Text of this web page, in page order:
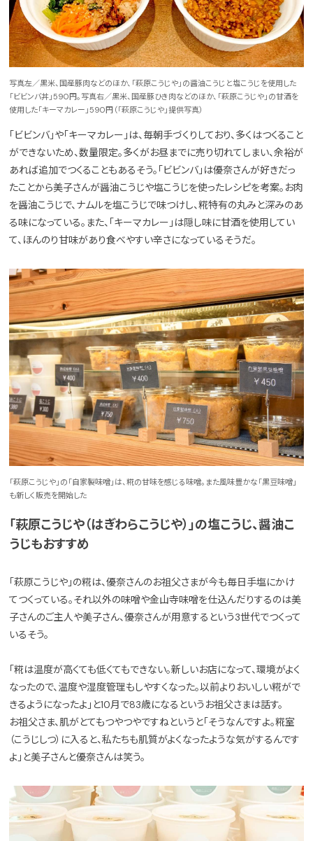
写真左／黒米、国産豚肉などのほか、「萩原こうじや」の醤油こうじと塩こうじを使用した
「ビビンバ丼」590円。写真右／黒米、国産豚ひき肉などのほか、「萩原こうじや」の甘酒を
使用した「キーマカレー」590円（「萩原こうじや」提供写真）
「ビビンバ」や「キーマカレー」は、毎朝手づくりしており、多くはつくること
ができないため、数量限定。多くがお昼までに売り切れてしまい、余裕が
あれば追加でつくることもあるそう。「ビビンバ」は優奈さんが好きだっ
たことから美子さんが醤油こうじや塩こうじを使ったレシピを考案。お肉
を醤油こうじで、ナムルを塩こうじで味つけし、糀特有の丸みと深みのあ
る味になっている。また、「キーマカレー」は隠し味に甘酒を使用してい
て、ほんのり甘味があり食べやすい辛さになっているそうだ。
「萩原こうじや」の「自家製味噌」は、糀の甘味を感じる味噌。また風味豊かな「黒豆味噌」
も新しく販売を開始した
「萩原こうじや（はぎわらこうじや）」の塩こうじ、醤油こ
うじもおすすめ
「萩原こうじや」の糀は、優奈さんのお祖父さまが今も毎日手塩にかけ
てつくっている。それ以外の味噌や金山寺味噌を仕込んだりするのは美
子さんのご主人や美子さん、優奈さんが用意するという3世代でつくって
いるそう。
「糀は温度が高くても低くてもできない。新しいお店になって、環境がよく
なったので、温度や湿度管理もしやすくなった。以前よりおいしい糀がで
きるようになったよ」と10月で83歳になるというお祖父さまは話す。
お祖父さま、肌がとてもつやつやですねというと「そうなんですよ。糀室
（こうじしつ）に入ると、私たちも肌質がよくなったような気がするんです
よ」と美子さんと優奈さんは笑う。